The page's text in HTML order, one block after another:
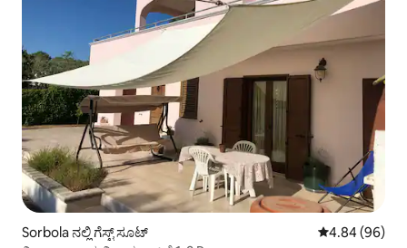
Sorbola ನಲ್ಲಿ ಗೆಸ್ಟ್ ಸೂಟ್ 5 ರಲ್ಲಿ 4.84
4.84 (96)